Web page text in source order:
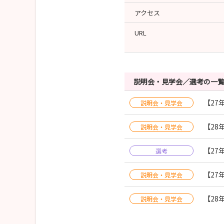
アクセス
URL
説明会・見学会／選考の一覧
説明会・見学会 【
説明会・見学会 【
選考 【
説明会・見学会 【
説明会・見学会 【